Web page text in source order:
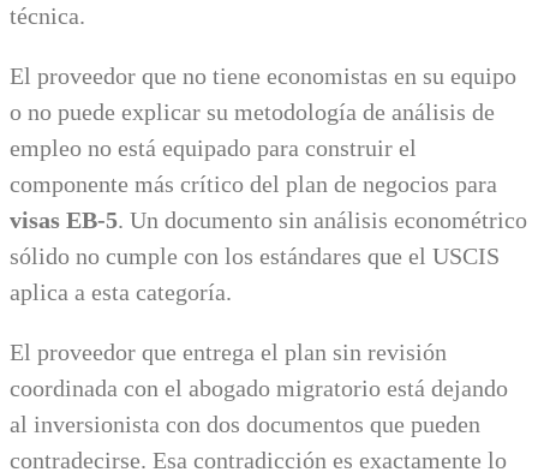
técnica.
El proveedor que no tiene economistas en su equipo
o no puede explicar su metodología de análisis de
empleo no está equipado para construir el
componente más crítico del plan de negocios para
visas EB-5. Un documento sin análisis econométrico
sólido no cumple con los estándares que el USCIS
aplica a esta categoría.
El proveedor que entrega el plan sin revisión
coordinada con el abogado migratorio está dejando
al inversionista con dos documentos que pueden
contradecirse. Esa contradicción es exactamente lo